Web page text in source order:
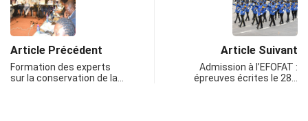
Article Précédent
Formation des experts
sur la conservation de la…
Article Suivant
Admission à l’EFOFAT :
épreuves écrites le 28…